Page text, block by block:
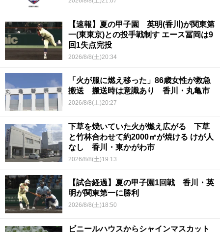
【速報】夏の甲子園 英明(香川)が関東第
一(東東京)との投手戦制す エース冨岡は9
回1失点完投
2026/8/8(土)20:34
「火が服に燃え移った」86歳女性が救急
搬送 搬送時は意識あり 香川・丸亀市
2026/8/8(土)20:27
下草を焼いていた火が燃え広がる 下草
と竹林合わせて約2000㎡が焼ける けが人
なし 香川・東かがわ市
2026/8/8(土)19:13
【試合経過】夏の甲子園1回戦 香川・英
明が関東第一に勝利
2026/8/8(土)18:50
ビニールハウスからシャインマスカット